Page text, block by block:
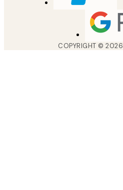
COPYRIGHT ©2026